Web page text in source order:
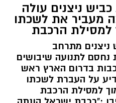
ניצנים עולה
מעביר את לשכתו
הרכבת
מתרחב
נחסם לתנועה שיבושים
בדרום הארץ ראש
על העברת לשכתו
למסילת הרכבת